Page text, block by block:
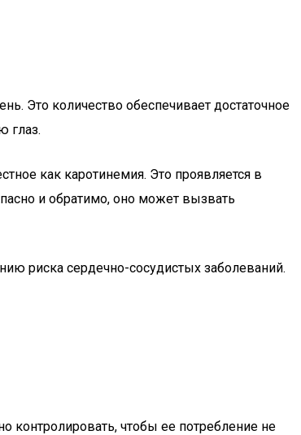
Это количество обеспечивает достаточное
глаз.
как каротинемия. Это проявляется в
и обратимо, оно может вызвать
риска сердечно-сосудистых заболеваний.
контролировать, чтобы ее потребление не